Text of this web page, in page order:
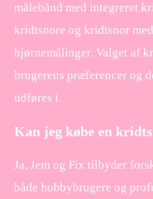
målebånd med integreret
kridtsnore og kridtsnor
hjørnemålinger. Valget af
brugerens præferencer og
udføres i.
Kan jeg købe en
Ja, Jem og Fix tilbyder
både hobbybrugere og